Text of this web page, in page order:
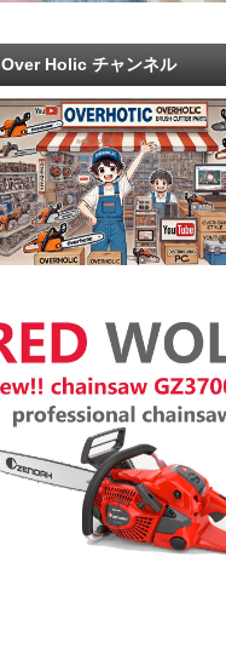
Over Holic チャンネル